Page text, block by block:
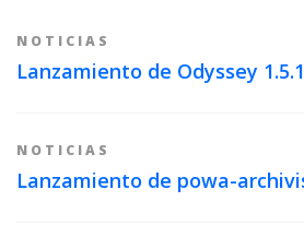
NOTICIAS
Lanzamiento de Odyssey 1.5.1
NOTICIAS
Lanzamiento de powa-